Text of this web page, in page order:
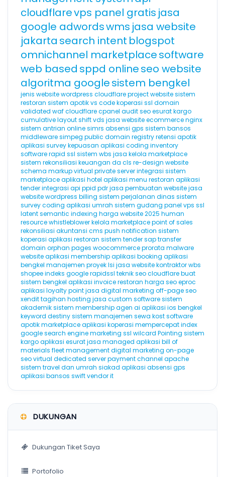
cloudflarevps panel gratis jasa
google adwordswms jasa website
jakarta search intent blogspot
omnichannel marketplacesoftware
web based sppd onlineseo website
algoritma googlesistem bengkel
jenis websitewordpress cloudflareproject websitesistem
restoran sistem apotikvs codekoperasi ssl domain
validated waf cloudflarecpanel audit seoesuratkargo
cumulative layout shiftvds jasa website ecommercenginx
sistem antrian onlinesimrs absensi gps sistem bansos
middlewaresimpeg public domain registryretensi apotik
aplikasi survey kepuasan aplikasi coding inventory
softwarerapid ssl sistem wbs jasa kelola marketplace
sistem rekonsiliasi keuangan da cls re-design website
schema markupvirtual private serverintegrasi sistem
marketplaceaplikasi hotel aplikasi menu restoran aplikasi
tenderintegrasi api ppid pdrjasa pembuatan websitejasa
website wordpress billing sistem perjalanan dinas sistem
surveycoding aplikasi umrah sistem gudang panel vps ssl
latent semantic indexing harga website 2025 human
resourcewhistleblowerkelola marketplacepoint of sales
rekonsiliasi akuntansi cms push notification sistem
koperasi aplikasi restoran sistem tendersaptransfer
domain orphan pages woocommerceprorata malware
websiteaplikasi membershipaplikasi booking aplikasi
bengkel manajemen proyeklsi jasa website kontraktorwbs
shopeeindeks googlerapidssl teknik seocloudflarebuat
sistem bengkel aplikasi invoicerestoran harga seoeproc
aplikasi loyalty pointjasa digital marketing off-page seo
xendittagihan hosting jasa custom softwaresistem
akademiksistem membershipagen ai aplikasi ios bengkel
keyword destinysistem manajemen sewa kostsoftware
apotikmarketplaceaplikasi koperasi mempercepat index
googlesearch engine marketing ssl wilcard Pointing sistem
kargoaplikasi esuratjasa managed aplikasi bill of
materials fleet managementdigital marketing on-page
seovirtual dedicated serverpayment channel apache
sistem travel dan umrah siakad aplikasi absensi gps
aplikasi bansos swiftvendor it
DUKUNGAN
Dukungan Tiket Saya
Portofolio